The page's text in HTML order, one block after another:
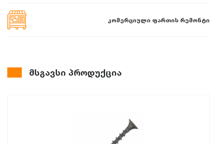
კომერციული ფართის რემონტი
მსგავსი პროდუქცია